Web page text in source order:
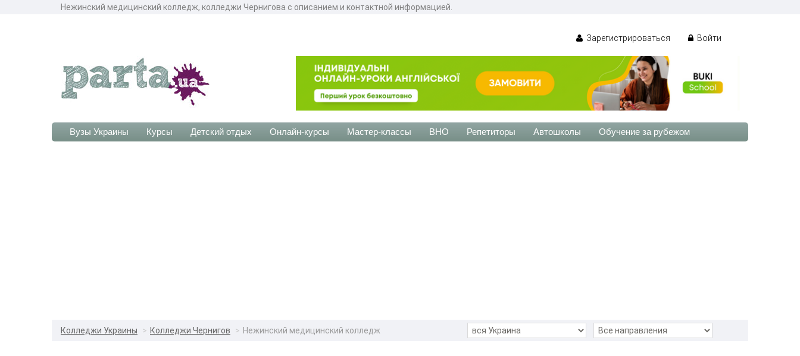
Нежинский медицинский колледж, колледжи Чернигова с описанием и контактной информацией.
Зарегистрироваться Войти
Вузы Украины Курсы Детский отдых Онлайн-курсы Мастер-классы ВНО Репетиторы Автошколы Обучение за рубежом
Колледжи Украины Колледжи Чернигов Нежинский медицинский колледж